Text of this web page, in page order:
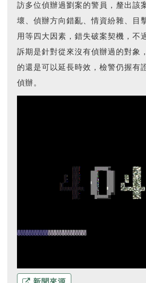
訪多位偵辦過劉案的警員，釐出該
壞、偵辦方向錯亂、情資紛雜、目
用等四大因素，錯失破案契機，不
訴期是針對從來沒有偵辦過的對象
的還是可以延長時效，檢警仍握有
偵辦。